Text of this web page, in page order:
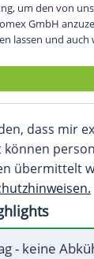
um den von
GmbH
lassen und auch
dass mir
übermittelt
- keine